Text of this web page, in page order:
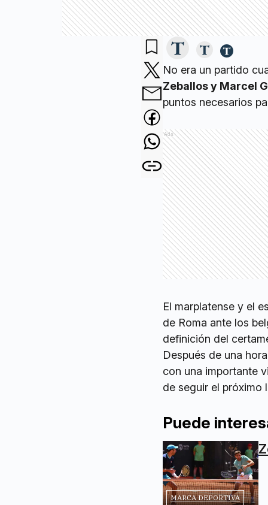
No era un partido
Zeballos y Marcel
puntos necesarios
Ads
El marplatense y el
de Roma ante los
definición del
Después de una
con una importante
de seguir el próximo
Puede
MARCA DEPORTIVA